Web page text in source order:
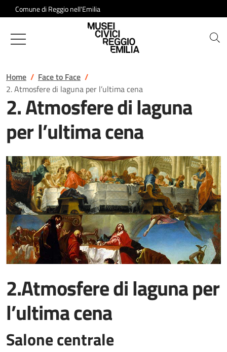
Salta al contenuto
Comune di Reggio nell'Emilia
Musei Civici di Reggio Emilia
Home
Face to Face
2. Atmosfere di laguna per l’ultima cena
2. Atmosfere di laguna
per l’ultima cena
2.Atmosfere di laguna per
l’ultima cena
Salone centrale